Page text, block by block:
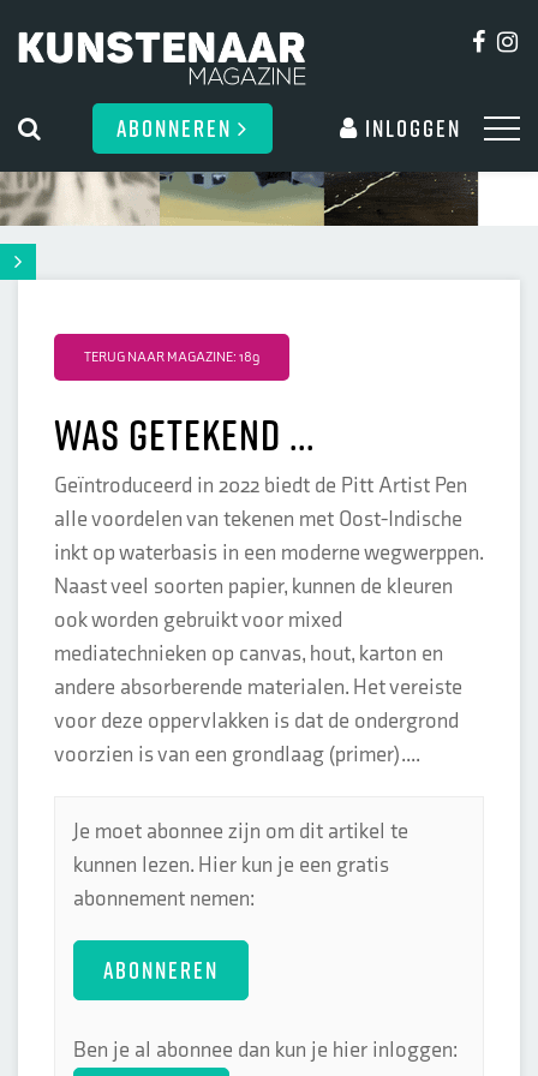
ABONNEREN Inloggen
TERUG NAAR MAGAZINE: 189
Was getekend ...
Geïntroduceerd in 2022 biedt de Pitt Artist Pen
alle voordelen van tekenen met Oost-Indische
inkt op waterbasis in een moderne wegwerppen.
Naast veel soorten papier, kunnen de kleuren
ook worden gebruikt voor mixed
mediatechnieken op canvas, hout, karton en
andere absorberende materialen. Het vereiste
voor deze oppervlakken is dat de ondergrond
voorzien is van een grondlaag (primer)....
Je moet abonnee zijn om dit artikel te
kunnen lezen. Hier kun je een gratis
abonnement nemen:
ABONNEREN
Ben je al abonnee dan kun je hier inloggen: